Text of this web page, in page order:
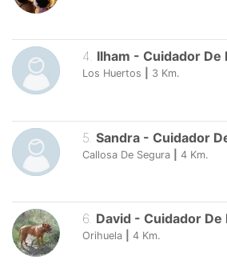
4. Ilham - Cuidador De
Los Huertos 3 Km.
5 Sandra - Cuidador
Callosa De Segura 4 Km.
6 David - Cuidador De
Orihuela 4 Km.